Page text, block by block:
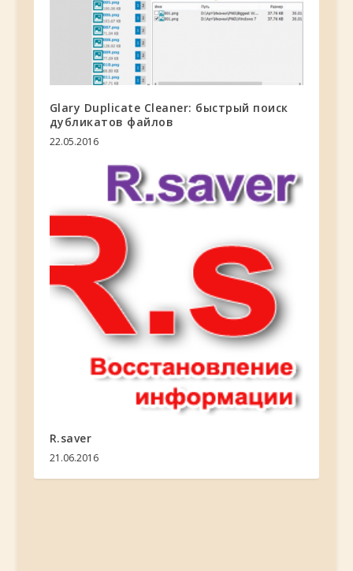
Glary Duplicate Cleaner: быстрый поиск
дубликатов файлов
22.05.2016
R.saver
21.06.2016